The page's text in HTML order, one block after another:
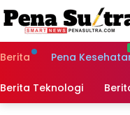
Berita
Pena
Berita Teknologi